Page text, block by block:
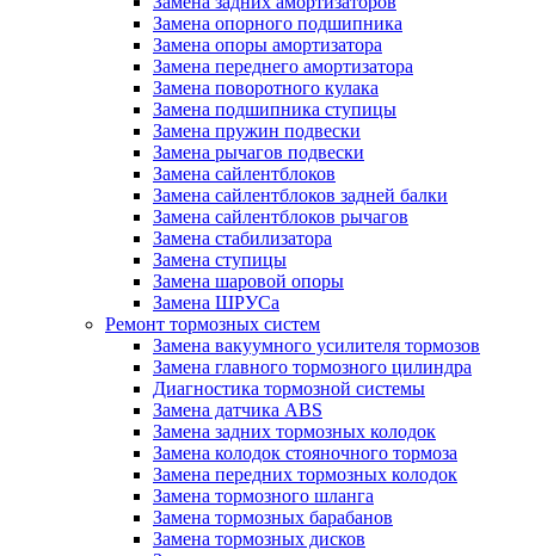
Замена опорного подшипника
Замена опоры амортизатора
Замена переднего амортизатора
Замена поворотного кулака
Замена подшипника ступицы
Замена пружин подвески
Замена рычагов подвески
Замена сайлентблоков
Замена сайлентблоков задней балки
Замена сайлентблоков рычагов
Замена стабилизатора
Замена ступицы
Замена шаровой опоры
Замена ШРУСа
Ремонт тормозных систем
Замена вакуумного усилителя тормозов
Замена главного тормозного цилиндра
Диагностика тормозной системы
Замена датчика ABS
Замена задних тормозных колодок
Замена колодок стояночного тормоза
Замена передних тормозных колодок
Замена тормозного шланга
Замена тормозных барабанов
Замена тормозных дисков